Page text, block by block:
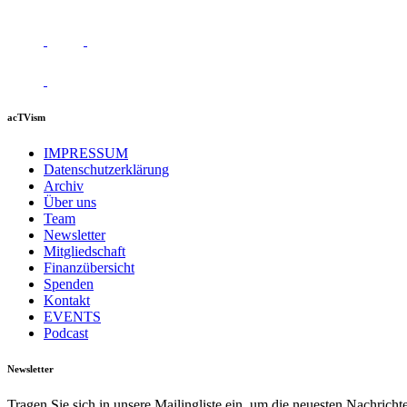
acTVism
IMPRESSUM
Datenschutzerklärung
Archiv
Über uns
Team
Newsletter
Mitgliedschaft
Finanzübersicht
Spenden
Kontakt
EVENTS
Podcast
Newsletter